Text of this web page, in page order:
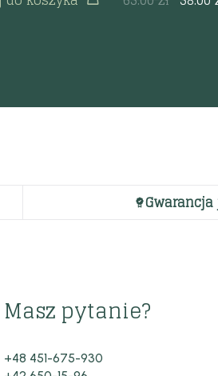
Masz pytanie?
+48 451-675-930